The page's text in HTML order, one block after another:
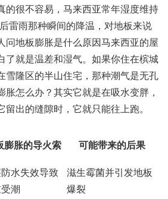
的很不容易，马来西亚常年湿度维持
雷雨那种瞬间的降温，对地板来说
问地板膨胀是什么原因马来西亚的屋
了就是温差和湿气。如果你住在槟城
雪隆区的半山住宅，那种潮气是无孔
胀怎么办？其实它就是在吸水变胖，
出的缝隙时，它就只能往上跑。
膨胀的导火索 可能带来的后果
水失效导致
潮
滋生霉菌并引发地板
爆裂